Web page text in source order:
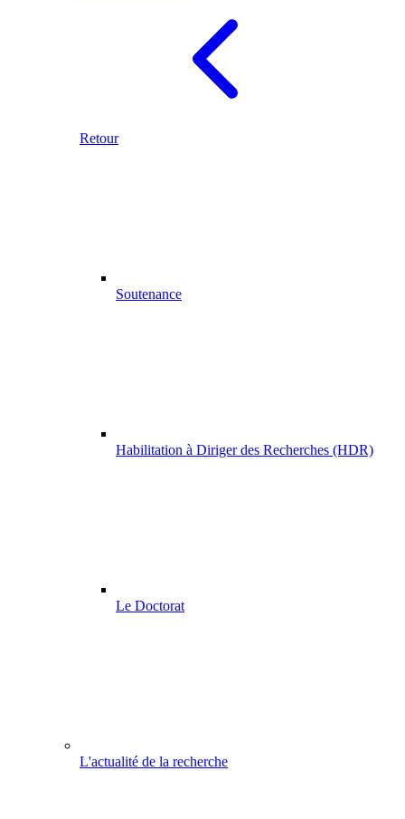
Retour
Soutenance
Habilitation à Diriger des Recherches (HDR)
Le Doctorat
L'actualité de la recherche